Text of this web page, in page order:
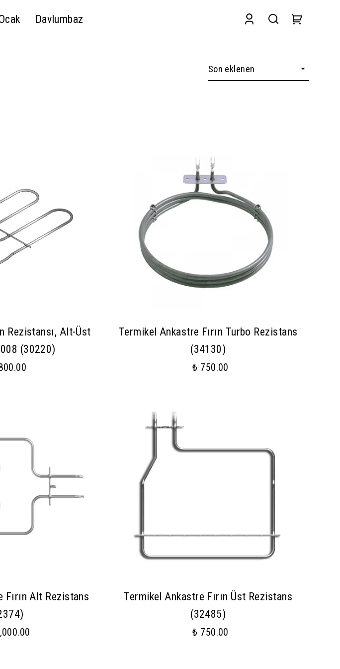
Davlumbaz
Rezistansı, Alt-Üst
(30220)
Termikel Ankastre Fırın Turbo Rezistans
(34130)
₺ 750.00
Fırın Alt Rezistans
Termikel Ankastre Fırın Üst Rezistans
(32485)
₺ 750.00